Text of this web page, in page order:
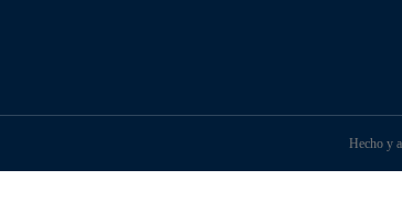
Hecho y